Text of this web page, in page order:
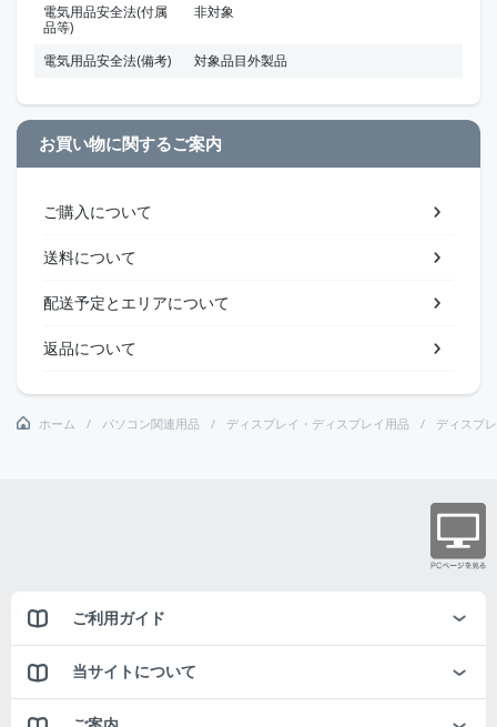
電気用品安全法(付属
品等)
非対象
電気用品安全法(備考) 対象品目外製品
お買い物に関するご案内
ご購入について
送料について
配送予定とエリアについて
返品について
ホーム パソコン関連用品 ディスプレイ・ディスプレイ用品 ディスプ
ご利用ガイド
当サイトについて